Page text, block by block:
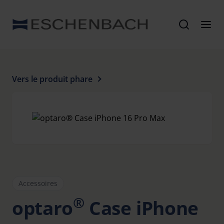
Vers le produit phare
Accessoires
optaro® Case iPhone